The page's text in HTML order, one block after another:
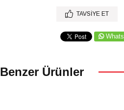
TAVSIYE ET
Benzer Ürünler